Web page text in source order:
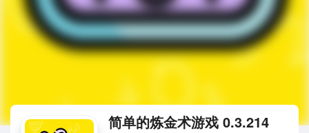
简单的炼金术游戏 0.3.214